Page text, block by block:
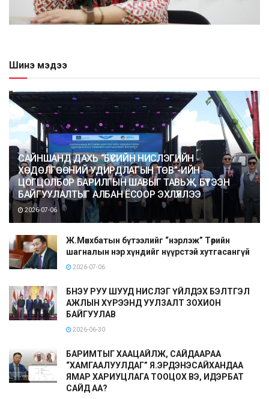
Шинэ мэдээ
САЙНШАНД ДАХЬ “БҮСИЙН НИСЛЭГИЙН
ХӨДӨЛГӨӨНИЙ УДИРДЛАГЫН ТӨВ”-ИЙН
ЦОГЦОЛБОР БАРИЛГЫН ШАВЫГ ТАВЬЖ, БҮТЭЭН
БАЙГУУЛАЛТЫГ АЛБАН ЁСООР ЭХЛҮҮЛЛЭЭ
2026-07-06
Ж.Мөнхбатын бүтээлийг “нэрлэж” Төрийн
шагналын нэр хүндийг нүүрстэй хутгасангүй
2026-07-06
БНЭУ РУУ ШУУД НИСЛЭГ ҮЙЛДЭХ БЭЛТГЭЛ
АЖЛЫН ХҮРЭЭНД УУЛЗАЛТ ЗОХИОН
БАЙГУУЛАВ
2026-06-30
БАРИМТЫГ ХААЦАЙЛЖ, САЙДААРАА
“ХАМГААЛУУЛДАГ” Я.ЭРДЭНЭСАЙХАНДАА
ЯМАР ХАРИУЦЛАГА ТООЦОХ ВЭ, ИДЭРБАТ
САЙД АА?